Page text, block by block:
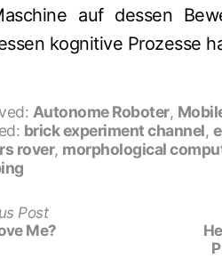
auf dessen
kognitive Prozesse
Autonome Roboter,
brick experiment channel,
rover, morphological
PostPrevious
post:
Me?